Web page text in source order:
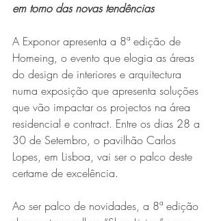
em torno das novas tendências
A Exponor apresenta a 8ª edição de
Homeing, o evento que elogia as áreas
do design de interiores e arquitectura
numa exposição que apresenta soluções
que vão impactar os projectos na área
residencial e contract. Entre os dias 28 a
30 de Setembro, o pavilhão Carlos
Lopes, em Lisboa, vai ser o palco deste
certame de excelência.
Ao ser palco de novidades, a 8ª edição